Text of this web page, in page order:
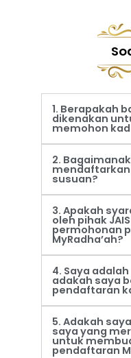
1. Berapakah
dikenakan
memohon kad
2.
susuan?
3. Apakah
oleh pihak
permohonan
MyRadha’ah?
4. Saya
adakah saya
pendaftaran
5. Adakah
saya yang
untuk
pendaftaran